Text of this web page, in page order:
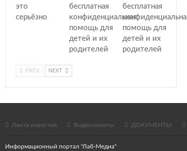
это
серьёзно
бесплатная
конфиденциальная
помощь для
детей и их
родителей
бесплатная
конфиденциальная
помощь для
детей и их
родителей
PREV NEXT
Лента новостей Видеосюжеты ДОКУМЕНТЫ
Информационный портал "Лаб-Медиа"